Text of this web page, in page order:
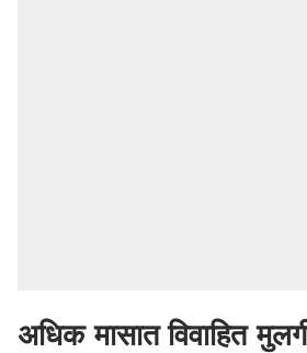
अधिक मासात विवाहित